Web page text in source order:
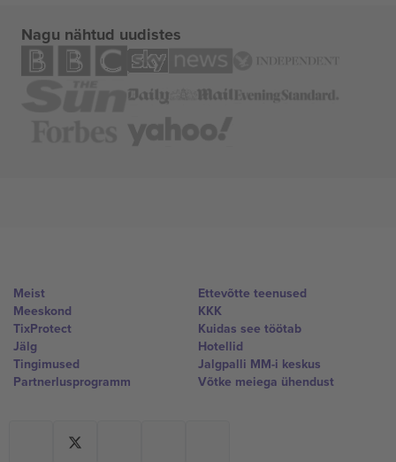
Nagu nähtud uudistes
Meist
Meeskond
TixProtect
Jälg
Tingimused
Partnerlusprogramm
Ettevõtte teenused
KKK
Kuidas see töötab
Hotellid
Jalgpalli MM-i keskus
Võtke meiega ühendust